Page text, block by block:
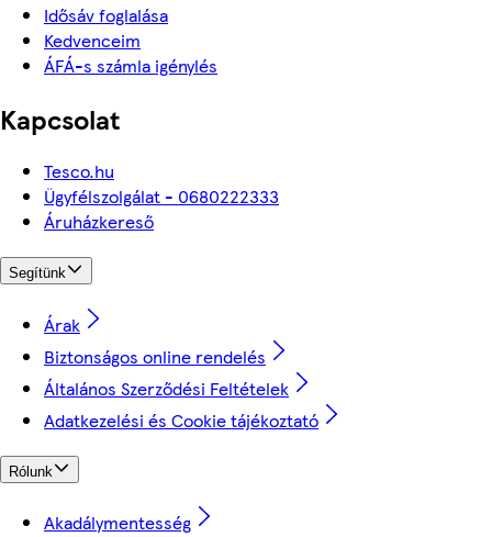
Idősáv foglalása
Kedvenceim
ÁFÁ-s számla igénylés
Kapcsolat
Tesco.hu
Ügyfélszolgálat - 0680222333
Áruházkereső
Segítünk
Árak
Biztonságos online rendelés
Általános Szerződési Feltételek
Adatkezelési és Cookie tájékoztató
Rólunk
Akadálymentesség